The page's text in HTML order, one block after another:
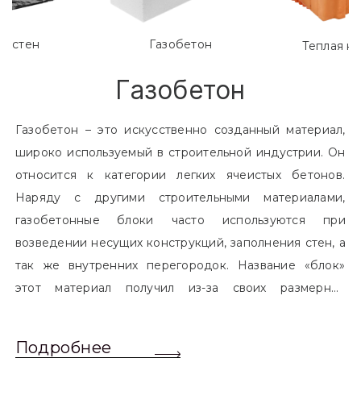
Газобетон Теплая
Газобетон
Газобетон – это искусственно созданный материал,
широко используемый в строительной индустрии. Он
относится к категории легких ячеистых бетонов.
Наряду с другими строительными материалами,
газобетонные блоки часто используются при
возведении несущих конструкций, заполнения стен, а
так же внутренних перегородок. Название «блок»
этот материал получил из-за своих размерных
обычный одинарный кирпич. Размер блоков различен
Подробнее